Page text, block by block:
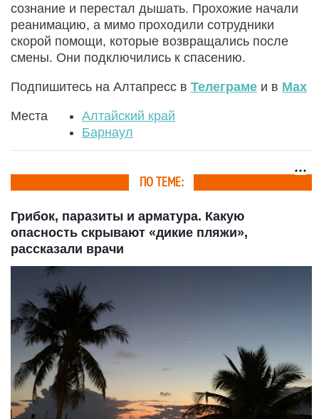
сознание и перестал дышать. Прохожие начали
реанимацию, а мимо проходили сотрудники
скорой помощи, которые возвращались после
смены. Они подключились к спасению.
Подпишитесь на Алтапресс в Телеграме и в Max
Места
Алтайский край
Барнаул
ПО ТЕМЕ:
Грибок, паразиты и арматура. Какую
опасность скрывают «дикие пляжи»,
рассказали врачи